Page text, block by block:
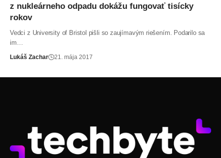
z nukleárneho odpadu dokážu fungovať tisícky
rokov
Vedci z University of Bristol pišli so zaujímavým riešením. Podarilo sa
im…
Lukáš Zachar 21. mája 2017